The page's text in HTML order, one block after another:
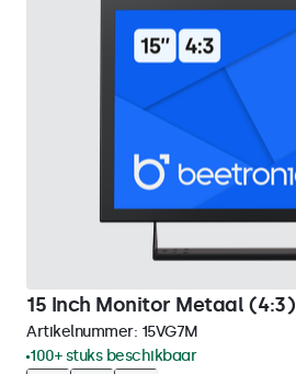
15 Inch Monitor Metaal (4:3)
Artikelnummer: 15VG7M
100+ stuks beschikbaar